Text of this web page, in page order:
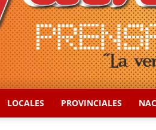
LOCALES PROVINCIALES